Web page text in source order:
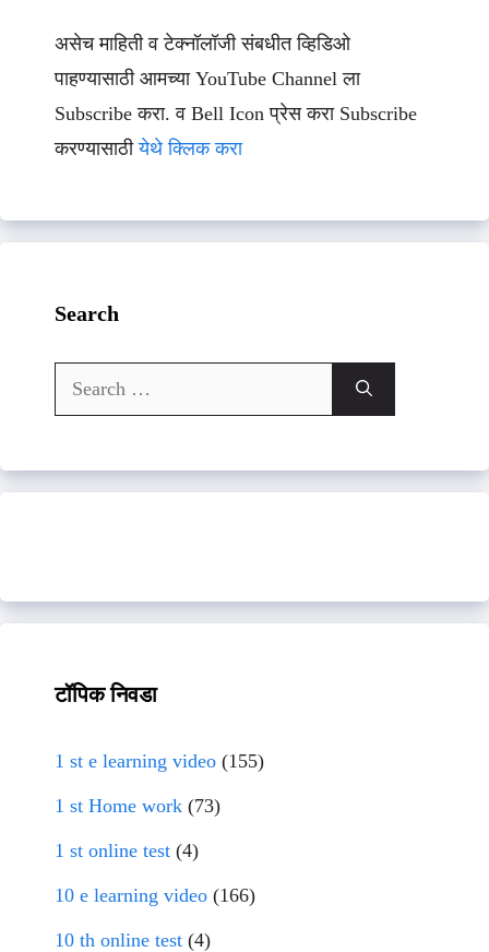
असेच माहिती व टेक्नॉलॉजी संबधीत व्हिडिओ
पाहण्यासाठी आमच्या YouTube Channel ला
Subscribe करा. व Bell Icon प्रेस करा Subscribe
करण्यासाठीयेथे क्लिक करा
Search
Search
for:
टॉपिक निवडा
1 st e learning video (155)
1 st Home work (73)
1 st online test (4)
10 e learning video (166)
10 th online test (4)